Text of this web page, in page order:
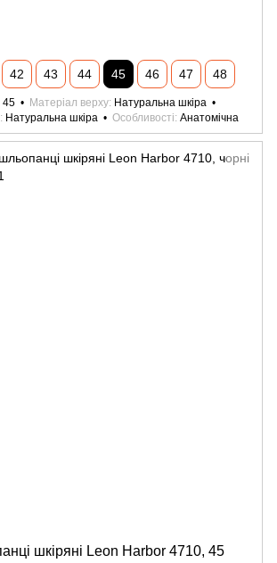
42 43 44 45 46 47 48
45 Матеріал верху Натуральна шкіра
Натуральна шкіра Особливості Анатомічна
шкіряні Leon Harbor 4710, 45